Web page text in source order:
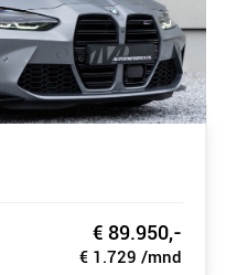
€ 89.950,-
€ 1.729 /mnd